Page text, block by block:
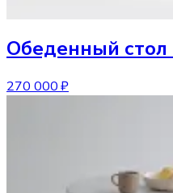
Обеденный стол
270 000 ₽